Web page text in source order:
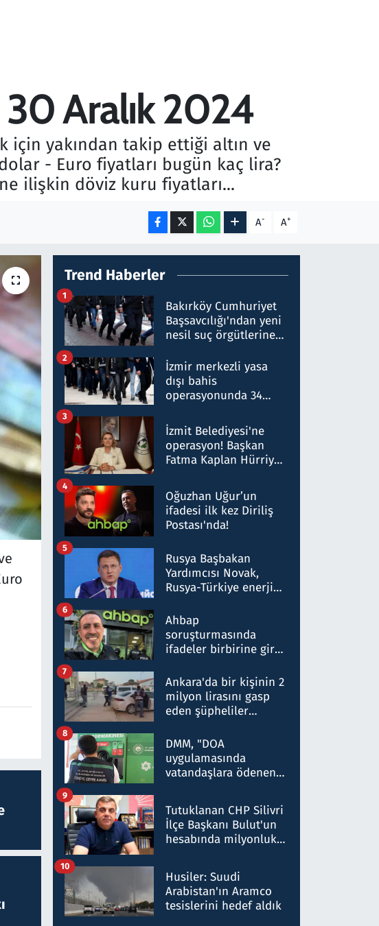
Aralık 2024
için yakından takip ettiği altın ve
- Euro fiyatları bugün kaç lira?
ilişkin döviz kuru fiyatları...
A- A+
Trend Haberler
Bakırköy Cumhuriyet
Başsavcılığı'ndan yeni
nesil suç örgütlerine
hakkında gözaltı kararı
1
İzmir merkezli yasa
dışı bahis
operasyonunda 34
Milyar liralık para
trafiği tespit edildi
2
İzmit Belediyesi'ne
operasyon! Başkan
Fatma Kaplan Hürriyet
3
Oğuzhan Uğur’un
ifadesi ilk kez Diriliş
Postası'nda!
4
Rusya Başbakan
Yardımcısı Novak,
Rusya-Türkiye enerji
nitelikte olduğunu
belirtti
5
Ahbap
soruşturmasında
ifadeler birbirine girdi:
ifadelerinden ortaya
çıkan tablo şok etti
6
Ankara'da bir kişinin 2
milyon lirasını gasp
eden şüpheliler
7
DMM, "DOA
uygulamasında
vatandaşlara ödenen
düşürüldüğü" iddiasını
yalanladı
8
Tutuklanan CHP Silivri
İlçe Başkanı Bulut'un
hesabında milyonluk
talimat verdi, ben
gönderdim
9
Husiler: Suudi
Arabistan'ın Aramco
tesislerini hedef aldık
10